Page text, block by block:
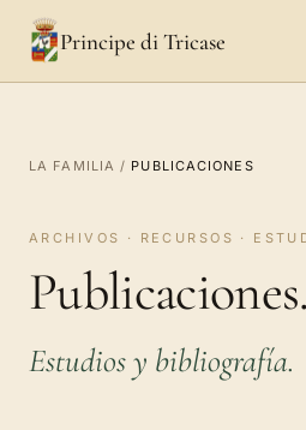
Principe di Tricase
LA FAMILIA / PUBLICACIONES
ARCHIVOS · RECURSOS ·
Publicaciones.
Estudios y bibliografía.